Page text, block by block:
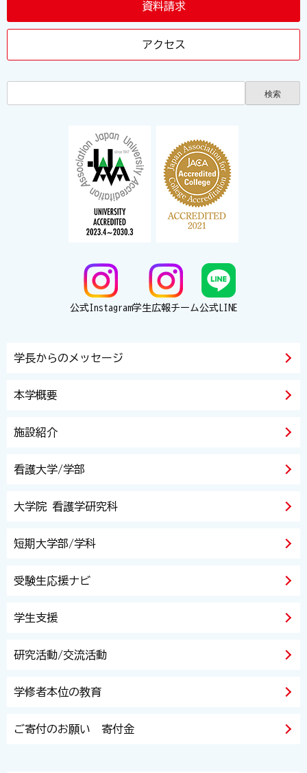
資料請求
アクセス
公式Instagram学生広報チーム公式LINE
学長からのメッセージ
本学概要
施設紹介
看護大学/学部
大学院 看護学研究科
短期大学部/学科
受験生応援ナビ
学生支援
研究活動/交流活動
学修者本位の教育
ご寄付のお願い 寄付金